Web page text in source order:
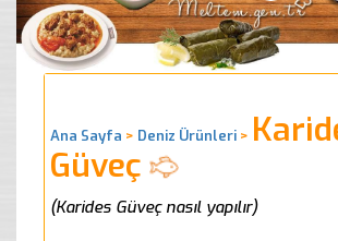
Ana Sayfa > Deniz Ürünleri >
Güveç
(Karides Güveç nasıl yapılır)